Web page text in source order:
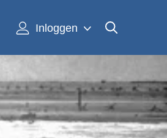
Inloggen